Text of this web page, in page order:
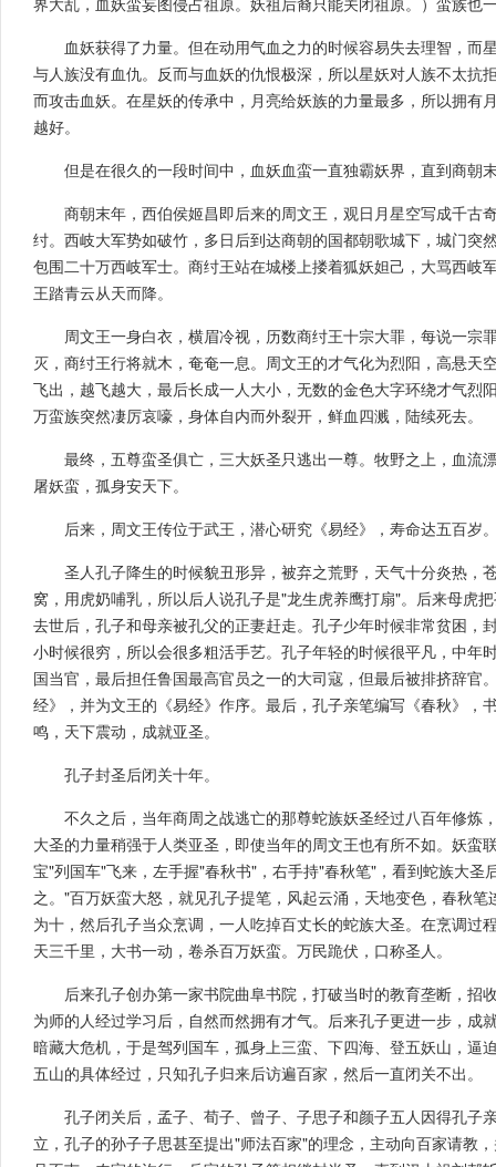
血妖获得了力量。但在动用气血之力的时候容易失去理智，
与人族没有血仇。反而与血妖的仇恨极深，所以星妖对人族不太
而攻击血妖。在星妖的传承中，月亮给妖族的力量最多，所以拥
越好。
但是在很久的一段时间中，血妖血蛮一直独霸妖界，直到商朝
商朝末年，西伯侯姬昌即后来的周文王，观日月星空写成千
纣。西岐大军势如破竹，多日后到达商朝的国都朝歌城下，城门
包围二十万西岐军士。商纣王站在城楼上搂着狐妖妲己，大骂西
王踏青云从天而降。
周文王一身白衣，横眉冷视，历数商纣王十宗大罪，每说一
灭，商纣王行将就木，奄奄一息。周文王的才气化为烈阳，高悬
飞出，越飞越大，最后长成一人大小，无数的金色大字环绕才气
万蛮族突然凄厉哀嚎，身体自内而外裂开，鲜血四溅，陆续死去。
最终，五尊蛮圣俱亡，三大妖圣只逃出一尊。牧野之上，血
屠妖蛮，孤身安天下。
后来，周文王传位于武王，潜心研究《易经》，寿命达五百岁
圣人孔子降生的时候貌丑形异，被弃之荒野，天气十分炎热
窝，用虎奶哺乳，所以后人说孔子是"龙生虎养鹰打扇"。后来母虎
去世后，孔子和母亲被孔父的正妻赶走。孔子少年时候非常贫困
小时候很穷，所以会很多粗活手艺。孔子年轻的时候很平凡，中
国当官，最后担任鲁国最高官员之一的大司寇，但最后被排挤辞
经》，并为文王的《易经》作序。最后，孔子亲笔编写《春秋》
鸣，天下震动，成就亚圣。
孔子封圣后闭关十年。
不久之后，当年商周之战逃亡的那尊蛇族妖圣经过八百年修
大圣的力量稍强于人类亚圣，即使当年的周文王也有所不如。妖
宝"列国车"飞来，左手握"春秋书"，右手持"春秋笔"，看到蛇族大
之。"百万妖蛮大怒，就见孔子提笔，风起云涌，天地变色，春秋
为十，然后孔子当众烹调，一人吃掉百丈长的蛇族大圣。在烹调
天三千里，大书一动，卷杀百万妖蛮。万民跪伏，口称圣人。
后来孔子创办第一家书院曲阜书院，打破当时的教育垄断，
为师的人经过学习后，自然而然拥有才气。后来孔子更进一步，
暗藏大危机，于是驾列国车，孤身上三蛮、下四海、登五妖山，
五山的具体经过，只知孔子归来后访遍百家，然后一直闭关不出。
孔子闭关后，孟子、荀子、曾子、子思子和颜子五人因得孔
立，孔子的孙子子思甚至提出"师法百家"的理念，主动向百家请教